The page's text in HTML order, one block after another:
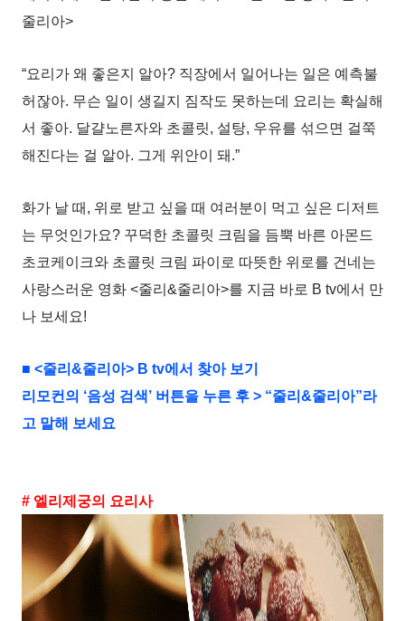
줄리아>
“요리가 왜 좋은지 알아? 직장에서 일어나는 일은 예측불
허잖아. 무슨 일이 생길지 짐작도 못하는데 요리는 확실해
서 좋아. 달걀노른자와 초콜릿, 설탕, 우유를 섞으면 걸쭉
해진다는 걸 알아. 그게 위안이 돼.”
화가 날 때, 위로 받고 싶을 때 여러분이 먹고 싶은 디저트
는 무엇인가요? 꾸덕한 초콜릿 크림을 듬뿍 바른 아몬드
초코케이크와 초콜릿 크림 파이로 따뜻한 위로를 건네는
사랑스러운 영화 <줄리&줄리아>를 지금 바로 B tv에서 만
나 보세요!
■ <줄리&줄리아> B tv에서 찾아 보기
리모컨의 ‘음성 검색’ 버튼을 누른 후 > “줄리&줄리아”라
고 말해 보세요
# 엘리제궁의 요리사